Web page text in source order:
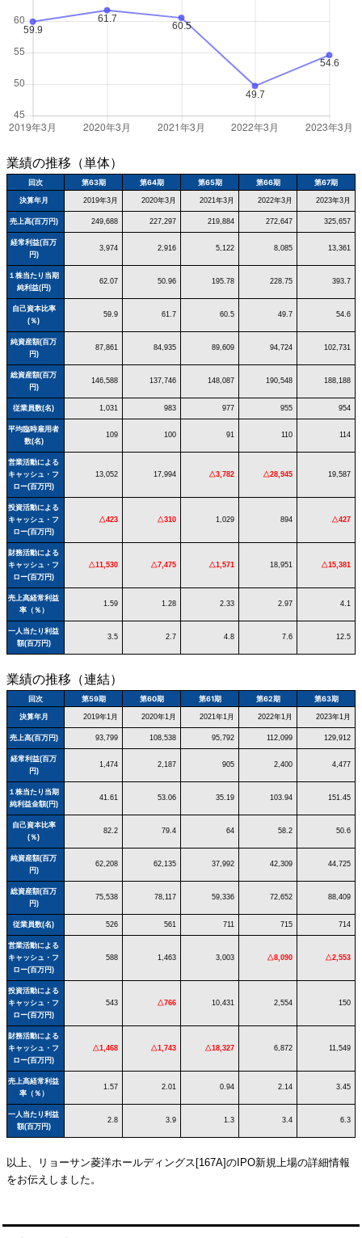
業績の推移（単体）
回次 第63期 第64期 第65期 第66期 第67期
決算年月 2019年3月 2020年3月 2021年3月 2022年3月 2023年3月
売上高(百万円) 249,688 227,297 219,884 272,647 325,657
経常利益(百万
円)
3,974 2,916 5,122 8,085 13,361
１株当たり当期
純利益(円)
62.07 50.96 195.78 228.75 393.7
自己資本比率
(％)
59.9 61.7 60.5 49.7 54.6
純資産額(百万
円)
87,861 84,935 89,609 94,724 102,731
総資産額(百万
円)
146,588 137,746 148,087 190,548 188,188
従業員数(名) 1,031 983 977 955 954
平均臨時雇用者
数(名)
109 100 91 110 114
営業活動による
キャッシュ・フ
ロー(百万円)
13,052 17,994 △3,782 △28,945 19,587
投資活動による
キャッシュ・フ
ロー(百万円)
△423 △310 1,029 894 △427
財務活動による
キャッシュ・フ
ロー(百万円)
△11,530 △7,475 △1,571 18,951 △15,381
売上高経常利益
率（％）
1.59 1.28 2.33 2.97 4.1
一人当たり利益
額(百万円)
3.5 2.7 4.8 7.6 12.5
業績の推移（連結）
回次 第59期 第60期 第61期 第62期 第63期
決算年月 2019年1月 2020年1月 2021年1月 2022年1月 2023年1月
売上高(百万円) 93,799 108,538 95,792 112,099 129,912
経常利益(百万
円)
1,474 2,187 905 2,400 4,477
１株当たり当期
純利益金額(円)
41.61 53.06 35.19 103.94 151.45
自己資本比率
(％)
82.2 79.4 64 58.2 50.6
純資産額(百万
円)
62,208 62,135 37,992 42,309 44,725
総資産額(百万
円)
75,538 78,117 59,336 72,652 88,409
従業員数(名) 526 561 711 715 714
営業活動による
キャッシュ・フ
ロー(百万円)
588 1,463 3,003 △8,090 △2,553
投資活動による
キャッシュ・フ
ロー(百万円)
543 △766 10,431 2,554 150
財務活動による
キャッシュ・フ
ロー(百万円)
△1,468 △1,743 △18,327 6,872 11,549
売上高経常利益
率（％）
1.57 2.01 0.94 2.14 3.45
一人当たり利益
額(百万円)
2.8 3.9 1.3 3.4 6.3
以上、リョーサン菱洋ホールディングス[167A]のIPO新規上場の詳細情報
をお伝えしました。